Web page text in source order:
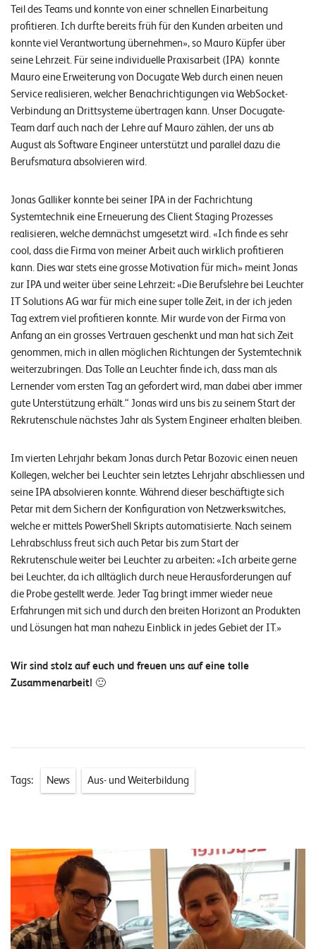
E
v
e
n
t
P
O
R
E
A
M
V
I
E
W
R
©
2
0
2
L
e
u
c
h
t
e
r
I
T
S
l
Teil des Teams und konnte von einer schnellen Einarbeitung
profitieren. Ich durfte bereits früh für den Kunden arbeiten und
konnte viel Verantwortung übernehmen», so Mauro Küpfer über
seine Lehrzeit. Für seine individuelle Praxisarbeit (IPA) konnte
Mauro eine Erweiterung von Docugate Web durch einen neuen
Service realisieren, welcher Benachrichtigungen via WebSocket-
Verbindung an Drittsysteme übertragen kann. Unser Docugate-
Team darf auch nach der Lehre auf Mauro zählen, der uns ab
August als Software Engineer unterstützt und parallel dazu die
Berufsmatura absolvieren wird.
Jonas Galliker konnte bei seiner IPA in der Fachrichtung
Systemtechnik eine Erneuerung des Client Staging Prozesses
realisieren, welche demnächst umgesetzt wird. «Ich finde es sehr
cool, dass die Firma von meiner Arbeit auch wirklich profitieren
kann. Dies war stets eine grosse Motivation für mich» meint Jonas
zur IPA und weiter über seine Lehrzeit: «Die Berufslehre bei Leuchter
IT Solutions AG war für mich eine super tolle Zeit, in der ich jeden
Tag extrem viel profitieren konnte. Mir wurde von der Firma von
Anfang an ein grosses Vertrauen geschenkt und man hat sich Zeit
genommen, mich in allen möglichen Richtungen der Systemtechnik
weiterzubringen. Das Tolle an Leuchter finde ich, dass man als
Lernender vom ersten Tag an gefordert wird, man dabei aber immer
gute Unterstützung erhält.“ Jonas wird uns bis zu seinem Start der
Rekrutenschule nächstes Jahr als System Engineer erhalten bleiben.
Im vierten Lehrjahr bekam Jonas durch Petar Bozovic einen neuen
Kollegen, welcher bei Leuchter sein letztes Lehrjahr abschliessen und
seine IPA absolvieren konnte. Während dieser beschäftigte sich
Petar mit dem Sichern der Konfiguration von Netzwerkswitches,
welche er mittels PowerShell Skripts automatisierte. Nach seinem
Lehrabschluss freut sich auch Petar bis zum Start der
Rekrutenschule weiter bei Leuchter zu arbeiten: «Ich arbeite gerne
bei Leuchter, da ich alltäglich durch neue Herausforderungen auf
die Probe gestellt werde. Jeder Tag bringt immer wieder neue
Erfahrungen mit sich und durch den breiten Horizont an Produkten
und Lösungen hat man nahezu Einblick in jedes Gebiet der IT.»
Wir sind stolz auf euch und freuen uns auf eine tolle
Zusammenarbeit! 🙂
Tags: News Aus- und Weiterbildung